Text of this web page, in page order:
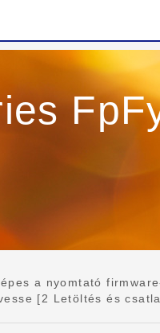
a nyomtató
[2 Letöltés és